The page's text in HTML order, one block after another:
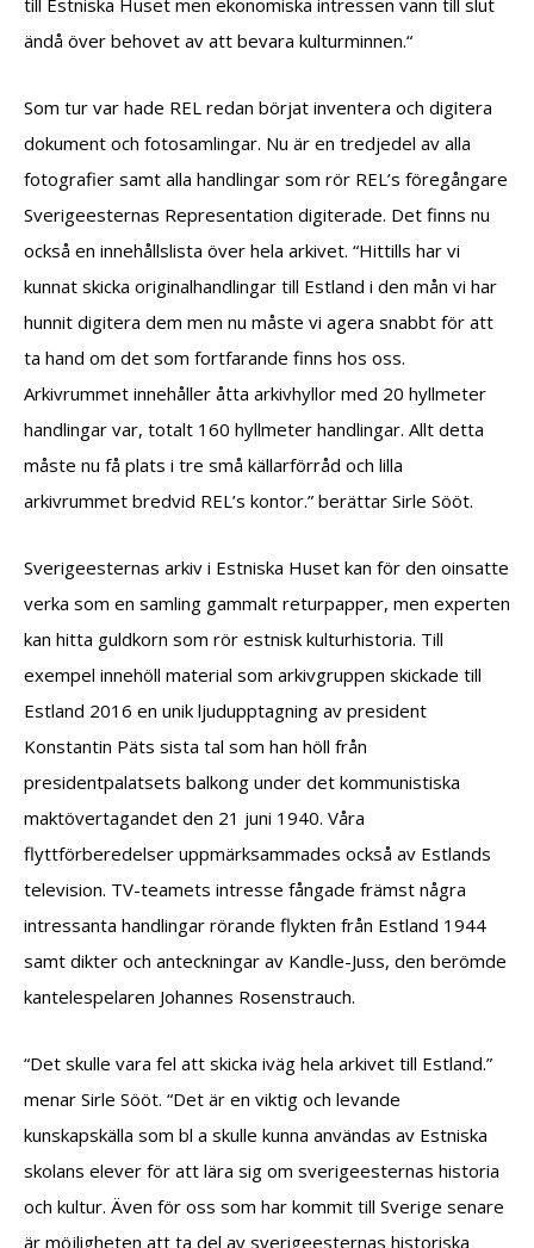
ändå över behovet av att bevara kulturminnen.“
Som tur var hade REL redan börjat inventera och digitera
dokument och fotosamlingar. Nu är en tredjedel av alla
fotografier samt alla handlingar som rör REL’s föregångare
Sverigeesternas Representation digiterade. Det finns nu
också en innehållslista över hela arkivet. “Hittills har vi
kunnat skicka originalhandlingar till Estland i den mån vi har
hunnit digitera dem men nu måste vi agera snabbt för att
ta hand om det som fortfarande finns hos oss.
Arkivrummet innehåller åtta arkivhyllor med 20 hyllmeter
handlingar var, totalt 160 hyllmeter handlingar. Allt detta
måste nu få plats i tre små källarförråd och lilla
arkivrummet bredvid REL’s kontor.” berättar Sirle Sööt.
Sverigeesternas arkiv i Estniska Huset kan för den oinsatte
verka som en samling gammalt returpapper, men experten
kan hitta guldkorn som rör estnisk kulturhistoria. Till
exempel innehöll material som arkivgruppen skickade till
Estland 2016 en unik ljudupptagning av president
Konstantin Päts sista tal som han höll från
presidentpalatsets balkong under det kommunistiska
maktövertagandet den 21 juni 1940. Våra
flyttförberedelser uppmärksammades också av Estlands
television. TV-teamets intresse fångade främst några
intressanta handlingar rörande flykten från Estland 1944
samt dikter och anteckningar av Kandle-Juss, den berömde
kantelespelaren Johannes Rosenstrauch.
“Det skulle vara fel att skicka iväg hela arkivet till Estland.”
menar Sirle Sööt. “Det är en viktig och levande
kunskapskälla som bl a skulle kunna användas av Estniska
skolans elever för att lära sig om sverigeesternas historia
och kultur. Även för oss som har kommit till Sverige senare
är möjligheten att ta del av sverigeesternas historiska